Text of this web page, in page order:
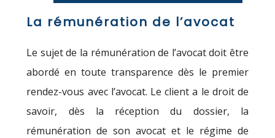
La rémunération de l’avocat
Le sujet de la rémunération de l’avocat doit être
abordé en toute transparence dès le premier
rendez-vous avec l’avocat. Le client a le droit de
savoir, dès la réception du dossier, la
rémunération de son avocat et le régime de